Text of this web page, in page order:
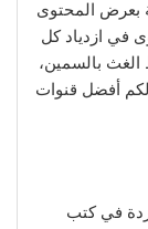
بعرض المحتوى
في ازدياد كل
الغث بالسمين،
لكم أفضل قنوات
في كتب